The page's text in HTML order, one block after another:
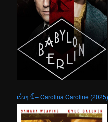
เร็วๆ นี้ – Carolina Caroline (2025)